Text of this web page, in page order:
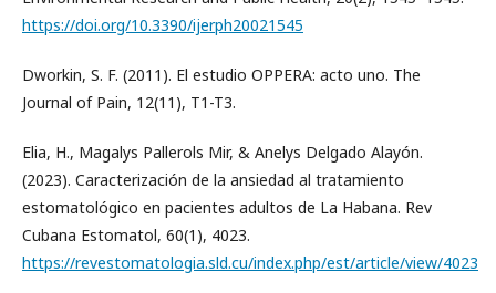
https://doi.org/10.3390/ijerph20021545
Dworkin, S. F. (2011). El estudio OPPERA: acto uno. The
Journal of Pain, 12(11), T1-T3.
Elia, H., Magalys Pallerols Mir, & Anelys Delgado Alayón.
(2023). Caracterización de la ansiedad al tratamiento
estomatológico en pacientes adultos de La Habana. Rev
Cubana Estomatol, 60(1), 4023.
https://revestomatologia.sld.cu/index.php/est/article/view/4023